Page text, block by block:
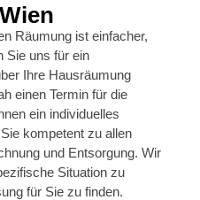
Räumung ist einfacher,
Sie uns für ein
Ihre Hausräumung
einen Termin für die
ein individuelles
kompetent zu allen
und Entsorgung. Wir
Situation zu
für Sie zu finden.